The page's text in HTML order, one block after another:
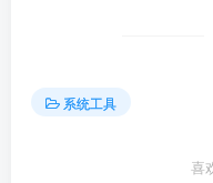
系统工具
喜